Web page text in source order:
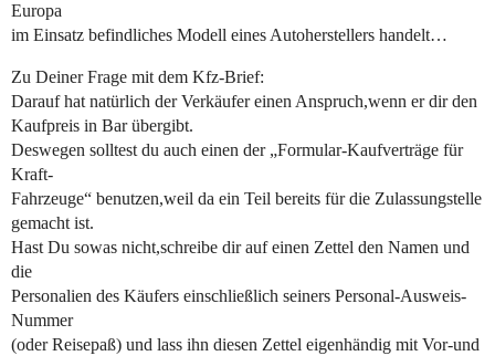
Europa
im Einsatz befindliches Modell eines Autoherstellers handelt…
Zu Deiner Frage mit dem Kfz-Brief:
Darauf hat natürlich der Verkäufer einen Anspruch,wenn er dir den
Kaufpreis in Bar übergibt.
Deswegen solltest du auch einen der „Formular-Kaufverträge für
Kraft-
Fahrzeuge“ benutzen,weil da ein Teil bereits für die Zulassungstelle
gemacht ist.
Hast Du sowas nicht,schreibe dir auf einen Zettel den Namen und
die
Personalien des Käufers einschließlich seiners Personal-Ausweis-
Nummer
(oder Reisepaß) und lass ihn diesen Zettel eigenhändig mit Vor-und